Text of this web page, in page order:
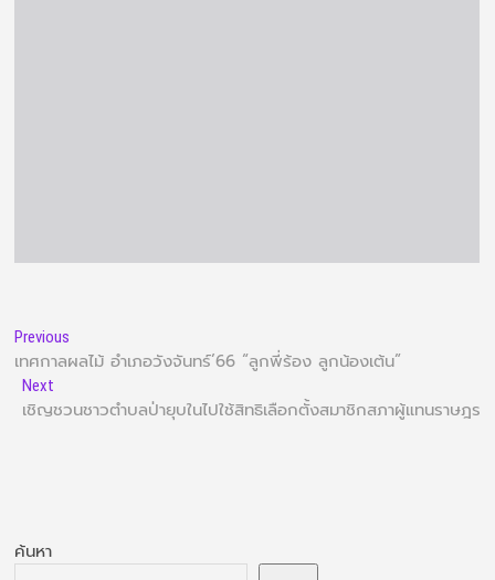
Previous
เทศกาลผลไม้ อำเภอวังจันทร์’66 “ลูกพี่ร้อง ลูกน้องเต้น”
Next
เชิญชวนชาวตำบลป่ายุบในไปใช้สิทธิเลือกตั้งสมาชิกสภาผู้แทนราษฎร
ค้นหา